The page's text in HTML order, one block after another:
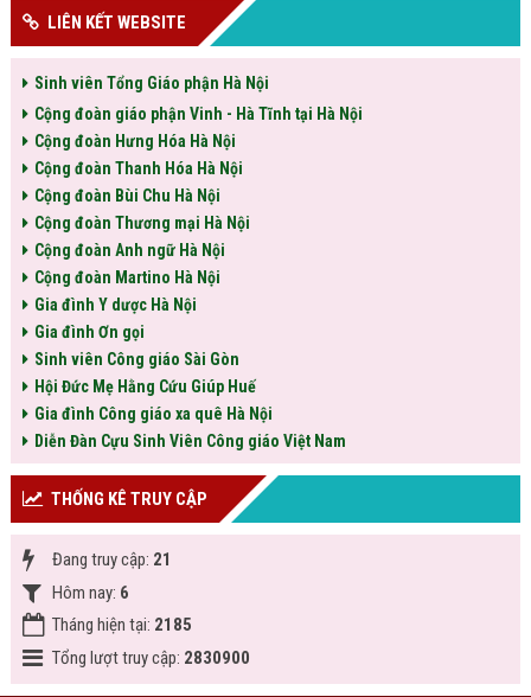
LIÊN KẾT WEBSITE
Sinh viên Tổng Giáo phận Hà Nội
Cộng đoàn giáo phận Vinh - Hà Tĩnh tại Hà Nội
Cộng đoàn Hưng Hóa Hà Nội
Cộng đoàn Thanh Hóa Hà Nội
Cộng đoàn Bùi Chu Hà Nội
Cộng đoàn Thương mại Hà Nội
Cộng đoàn Anh ngữ Hà Nội
Cộng đoàn Martino Hà Nội
Gia đình Y dược Hà Nội
Gia đình Ơn gọi
Sinh viên Công giáo Sài Gòn
Hội Đức Mẹ Hằng Cứu Giúp Huế
Gia đình Công giáo xa quê Hà Nội
Diễn Đàn Cựu Sinh Viên Công giáo Việt Nam
THỐNG KÊ TRUY CẬP
Đang truy cập: 21
Hôm nay: 6
Tháng hiện tại: 2185
Tổng lượt truy cập: 2830900